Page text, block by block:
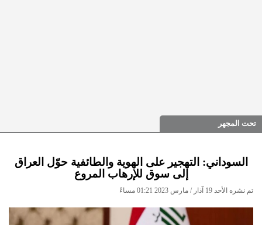
تحت المجهر
السوداني: التهجير على الهوية والطائفية حوّل العراق
إلى سوق للإرهاب المروع
تم نشره الأحد 19 آذار / مارس 2023 01:21 مساءً